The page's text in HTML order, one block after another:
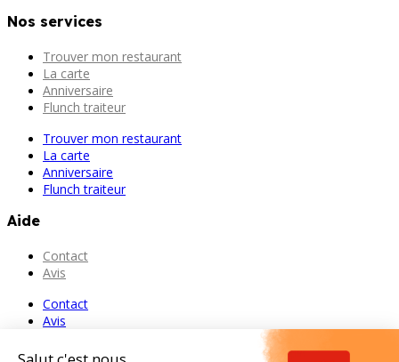
Nos services
Trouver mon restaurant
La carte
Anniversaire
Flunch traiteur
Trouver mon restaurant
La carte
Anniversaire
Flunch traiteur
Aide
Contact
Avis
Contact
Avis